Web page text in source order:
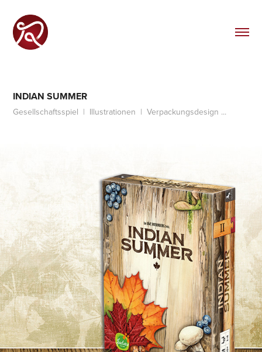
INDIAN SUMMER
Gesellschaftsspiel  |  Illustrationen  |  Verpackungsdesign ...